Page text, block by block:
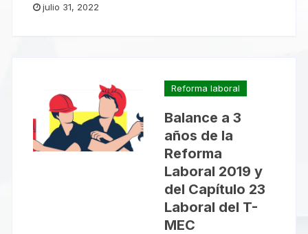
julio 31, 2022
Reforma laboral
Balance a 3
años de la
Reforma
Laboral 2019 y
del Capítulo 23
Laboral del T-
MEC